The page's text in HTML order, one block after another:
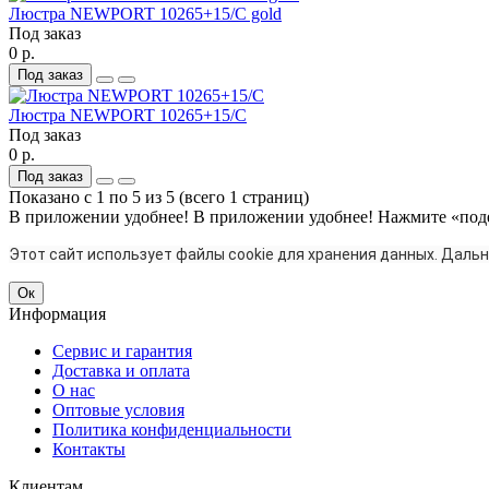
Люстра NEWPORT 10265+15/C gold
Под заказ
0 р.
Под заказ
Люстра NEWPORT 10265+15/C
Под заказ
0 р.
Под заказ
Показано с 1 по 5 из 5 (всего 1 страниц)
В приложении удобнее! В приложении удобнее! Нажмите
Этот сайт использует файлы cookie для хранения данных.
Ок
Информация
Сервис и гарантия
Доставка и оплата
О нас
Оптовые условия
Политика конфиденциальности
Контакты